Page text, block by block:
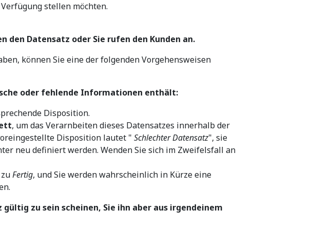
stellen möchten.
den Datensatz oder Sie rufen den Kunden an.
können Sie eine der folgenden Vorgehensweisen
oder fehlende Informationen enthält:
Disposition.
, um das Verarnbeiten dieses Datensatzes innerhalb der
Disposition lautet " Schlechter Datensatz", sie
neu definiert werden. Wenden Sie sich im Zweifelsfall an
Fertig, und Sie werden wahrscheinlich in Kürze eine
zu sein scheinen, Sie ihn aber aus irgendeinem